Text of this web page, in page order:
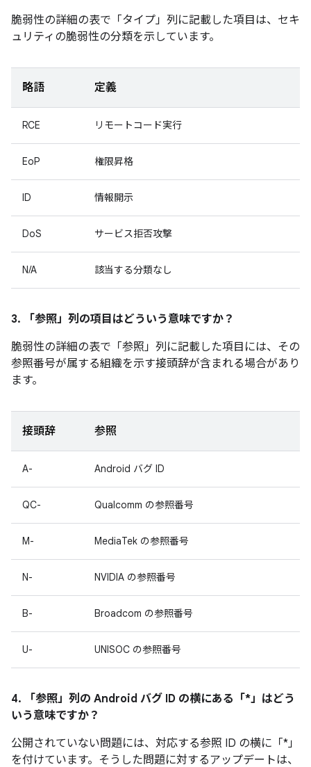
脆弱性の詳細の表で「タイプ」 列に記載した項目は、セキ
ュリティの脆弱性の分類を示しています。
略語 定義
RCE リモートコード実行
EoP 権限昇格
ID 情報開示
DoS サービス拒否攻撃
N/A 該当する分類なし
3. 「参照」 列の項目はどういう意味ですか？
脆弱性の詳細の表で「参照」 列に記載した項目には、その
参照番号が属する組織を示す接頭辞が含まれる場合があり
ます。
接頭辞 参照
A- Android バグ ID
QC- Qualcomm の参照番号
M- MediaTek の参照番号
N- NVIDIA の参照番号
B- Broadcom の参照番号
U- UNISOC の参照番号
4. 「参照」 列の Android バグ ID の横にある「*」はどう
いう意味ですか？
公開されていない問題には、対応する参照 ID の横に「*」
を付けています。そうした問題に対するアップデートは、